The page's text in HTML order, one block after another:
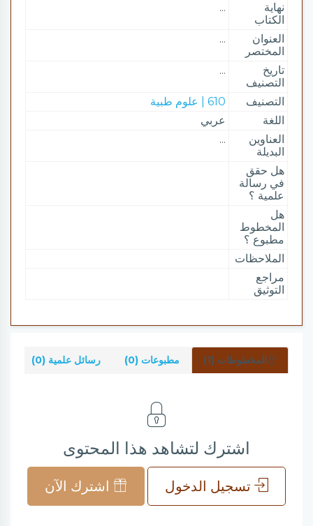
نهاية
الكتاب
...
العنوان
المختصر
...
تاريخ
التصنيف
...
التصنيف
610 | علوم طبية
اللغة
عربي
العناوين
البديلة
...
هل حقق
في رسالة
علمية ؟
هل
المخطوط
مطبوع ؟
الملاحظات
مراجع
التوثيق
المخطوطات (1) مطبوعات (0) رسائل علمية (0)
اشترك لتشاهد هذا المحتوى
تسجيل الدخول اشترك الآن